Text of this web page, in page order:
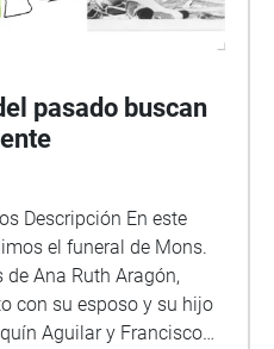
pasado buscan
el funeral de Mons.
de Ana Ruth Aragón,
con su esposo y su hijo
Aguilar y Francisco